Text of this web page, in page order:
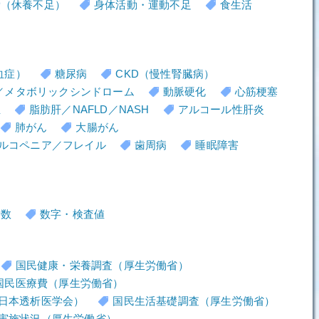
休養不足） 身体活動・運動不足 食生活
） 糖尿病
CKD（慢性腎臓病）
メタボリックシンドローム
動脈硬化
心筋梗塞
脂肪肝／NAFLD／NASH
アルコール性肝炎
肺がん
大腸がん
コペニア／フレイル
歯周病 睡眠障害
数字・検査値
国民健康・栄養調査（厚生労働省）
民医療費（厚生労働省）
本透析医学会）
国民生活基礎調査（厚生労働省）